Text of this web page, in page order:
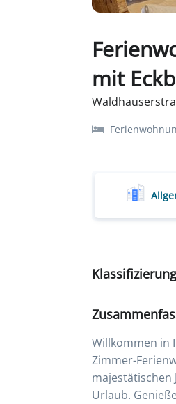
mit
Klassifizierung
Willkommen in
Zimmer-
majestätischen
Urlaub.